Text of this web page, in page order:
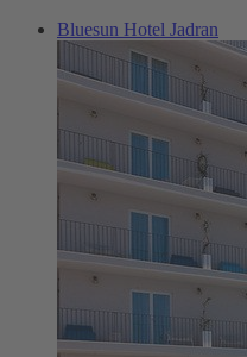
Bluesun Hotel Jadran